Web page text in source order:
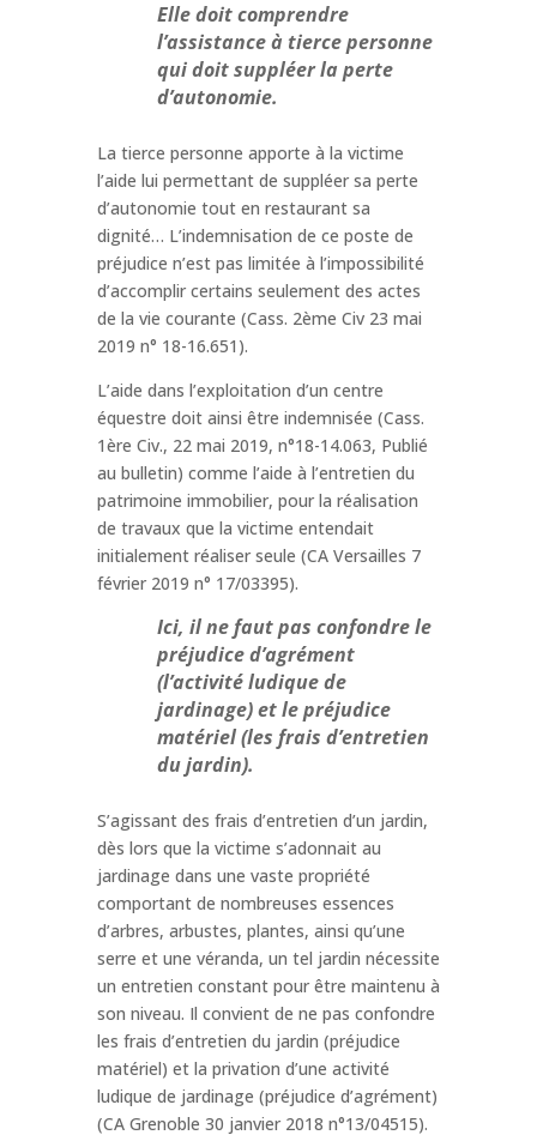
Elle doit comprendre
l’assistance à tierce personne
qui doit suppléer la perte
d’autonomie.
La tierce personne apporte à la victime
l’aide lui permettant de suppléer sa perte
d’autonomie tout en restaurant sa
dignité… L’indemnisation de ce poste de
préjudice n’est pas limitée à l’impossibilité
d’accomplir certains seulement des actes
de la vie courante (Cass. 2ème Civ 23 mai
2019 n° 18-16.651).
L’aide dans l’exploitation d’un centre
équestre doit ainsi être indemnisée (Cass.
1ère Civ., 22 mai 2019, n°18-14.063, Publié
au bulletin) comme l’aide à l’entretien du
patrimoine immobilier, pour la réalisation
de travaux que la victime entendait
initialement réaliser seule (CA Versailles 7
février 2019 n° 17/03395).
Ici, il ne faut pas confondre le
préjudice d’agrément
(l’activité ludique de
jardinage) et le préjudice
matériel (les frais d’entretien
du jardin).
S’agissant des frais d’entretien d’un jardin,
dès lors que la victime s’adonnait au
jardinage dans une vaste propriété
comportant de nombreuses essences
d’arbres, arbustes, plantes, ainsi qu’une
serre et une véranda, un tel jardin nécessite
un entretien constant pour être maintenu à
son niveau. Il convient de ne pas confondre
les frais d’entretien du jardin (préjudice
matériel) et la privation d’une activité
ludique de jardinage (préjudice d’agrément)
(CA Grenoble 30 janvier 2018 n°13/04515).